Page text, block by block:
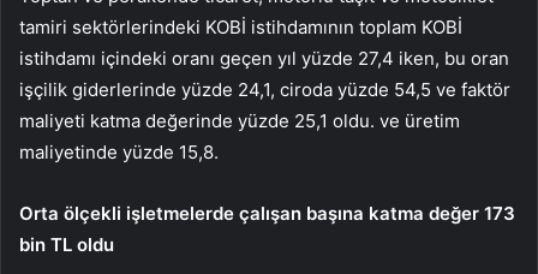
tamiri sektörlerindeki KOBİ istihdamının toplam KOBİ
istihdamı içindeki oranı geçen yıl yüzde 27,4 iken, bu oran
işçilik giderlerinde yüzde 24,1, ciroda yüzde 54,5 ve faktör
maliyeti katma değerinde yüzde 25,1 oldu. ve üretim
maliyetinde yüzde 15,8.
Orta ölçekli işletmelerde çalışan başına katma değer 173
bin TL oldu